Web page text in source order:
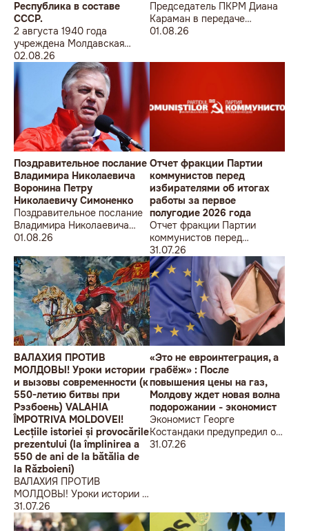
Республика в составе
СССР.
2 августа 1940 года
учреждена Молдавская
Советская
Социалистическая
Республика в составе
СССР.
02.08.26
Председатель ПКРМ Диана
Караман в передаче
«Главное» телеканала TVC-
01.08.26
Поздравительное послание
Владимира Николаевича
Воронина Петру
Николаевичу Симоненко
Поздравительное послание
Владимира Николаевича
Воронина Петру
01.08.26
Отчет фракции Партии
коммунистов перед
избирателями об итогах
работы за первое
полугодие 2026 года
Отчет фракции Партии
коммунистов перед
избирателями об итогах
работы за первое полугодие
2026 года
31.07.26
ВАЛАХИЯ ПРОТИВ
МОЛДОВЫ! Уроки истории
и вызовы современности (к
550-летию битвы при
Рэзбоень) VALAHIA
ÎMPOTRIVA MOLDOVEI!
Lecțiile istoriei și provocările
prezentului (la împlinirea a
550 de ani de la bătălia de
la Războieni)
ВАЛАХИЯ ПРОТИВ
МОЛДОВЫ! Уроки истории и
вызовы современности (к
550-летию битвы при
31.07.26
«Это не евроинтеграция, а
грабёж» : После
повышения цены на газ,
Молдову ждет новая волна
подорожании - экономист
Экономист Георге
Костандаки предупредил о
новой волне роста цен
31.07.26